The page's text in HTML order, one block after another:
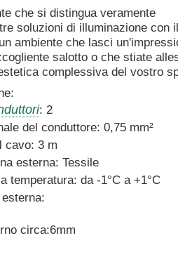
che si distingua veramente
soluzioni di illuminazione con
ambiente che lasci
salotto o che stiate
complessiva del vostro
: 2
del conduttore: 0,75 mm²
cavo: 3 m
esterna: Tessile
temperatura: da -1°C a +1°C
circa:6mm